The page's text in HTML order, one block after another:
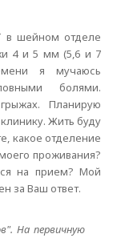
в шейном отделе
4 и 5 мм (5,6 и 7
я мучаюсь
болями.
Планирую
Жить буду
какое отделение
проживания?
на прием? Мой
за Ваш ответ.
На первичную